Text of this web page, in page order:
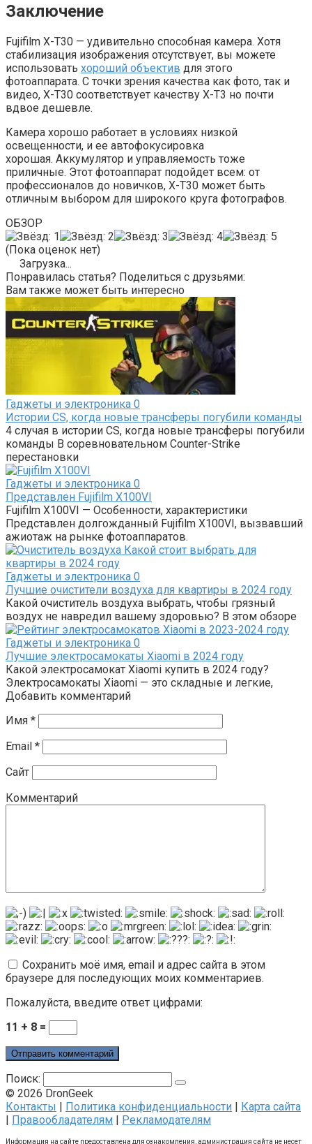
Заключение
Fujifilm X-T30 — удивительно способная камера. Хотя
стабилизация изображения отсутствует, вы можете
использовать хороший объектив для этого
фотоаппарата. С точки зрения качества как фото, так и
видео, X-T30 соответствует качеству X-T3 но почти
вдвое дешевле.
Камера хорошо работает в условиях низкой
освещенности, и ее автофокусировка
хорошая. Аккумулятор и управляемость тоже
приличные. Этот фотоаппарат подойдет всем: от
профессионалов до новичков, X-T30 может быть
отличным выбором для широкого круга фотографов.
ОБЗОР
(Пока оценок нет)
Загрузка...
Понравилась статья? Поделиться с друзьями:
Вам также может быть интересно
Гаджеты и электроника 0
Истории CS, когда новые трансферы погубили команды
4 случая в истории CS, когда новые трансферы погубили
команды В соревновательном Counter-Strike
перестановки
Гаджеты и электроника 0
Представлен Fujifilm X100VI
Fujifilm X100VI — Особенности, характеристики
Представлен долгожданный Fujifilm X100VI, вызвавший
ажиотаж на рынке фотоаппаратов.
Гаджеты и электроника 0
Лучшие очистители воздуха для квартиры в 2024 году
Какой очиститель воздуха выбрать, чтобы грязный
воздух не навредил вашему здоровью? В этом обзоре
Гаджеты и электроника 0
Лучшие электросамокаты Xiaomi в 2024 году
Какой электросамокат Xiaomi купить в 2024 году?
Электросамокаты Xiaomi — это складные и легкие,
Добавить комментарий
Имя *
Email *
Сайт
Комментарий
Сохранить моё имя, email и адрес сайта в этом
браузере для последующих моих комментариев.
Пожалуйста, введите ответ цифрами:
11 + 8 =
Поиск:
© 2026 DronGeek
Контакты | Политика конфиденциальности | Карта сайта
| Правообладателям | Рекламодателям
Информация на сайте предоставлена для ознакомления, администрация сайта не несет